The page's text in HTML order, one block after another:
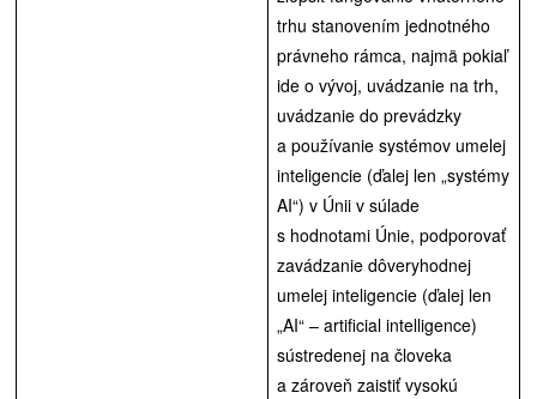
trhu stanovením jednotného
právneho rámca, najmä pokiaľ
ide o vývoj, uvádzanie na trh,
uvádzanie do prevádzky
a používanie systémov umelej
inteligencie (ďalej len „systémy
AI“) v Únii v súlade
s hodnotami Únie, podporovať
zavádzanie dôveryhodnej
umelej inteligencie (ďalej len
„AI“ – artificial intelligence)
sústredenej na človeka
a zároveň zaistiť vysokú